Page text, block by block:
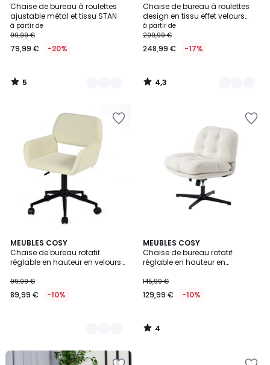
Chaise de bureau à roulettes
ajustable métal et tissu STAN
à partir de
99,99 €
79,99 € -20%
/
5
Couleurs
5
/
Chaise de bureau à roulettes
design en tissu effet velours
texturé beige, bois foncé et acier
chromé YORKE
à partir de
299,99 €
248,99 € -17%
/ 5
Couleurs
4,3
/
MEUBLES COSY
Chaise de bureau rotatif
réglable en hauteur en velours
99,99 €
89,99 € -10%
2
Couleurs
MEUBLES COSY
Chaise de bureau rotatif
réglable en hauteur en
145,99 €
129,99 € -10%
4
/
5
4
/